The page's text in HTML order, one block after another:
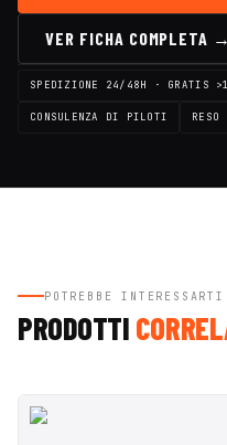
VER FICHA COMPLETA →
SPEDIZIONE 24/48H · GRATIS
CONSULENZA DI PILOTI
POTREBBE INTERESSARTI
PRODOTTI